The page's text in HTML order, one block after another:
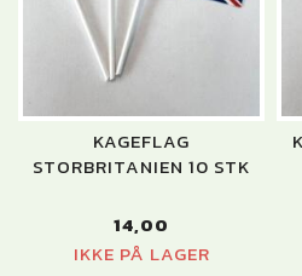
KAGEFLAG
STORBRITANIEN 10 STK
14,00
IKKE PÅ LAGER